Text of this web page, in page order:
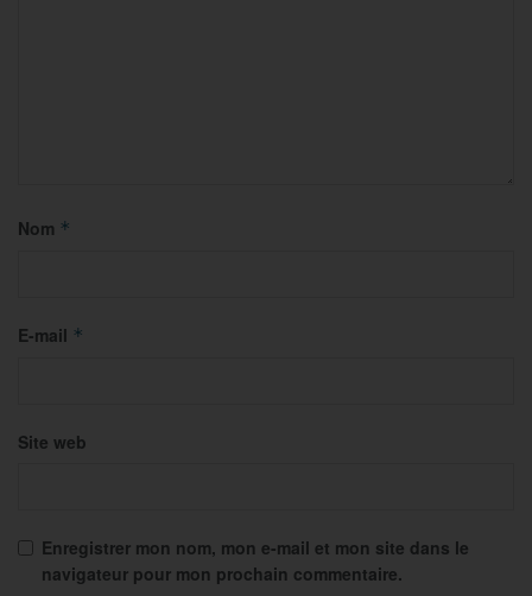
Nom *
E-mail *
Site web
Enregistrer mon nom, mon e-mail et mon site dans le
navigateur pour mon prochain commentaire.